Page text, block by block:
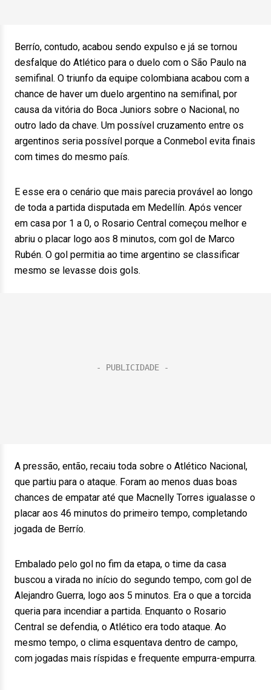
Berrío, contudo, acabou sendo expulso e já se tornou
desfalque do Atlético para o duelo com o São Paulo na
semifinal. O triunfo da equipe colombiana acabou com a
chance de haver um duelo argentino na semifinal, por
causa da vitória do Boca Juniors sobre o Nacional, no
outro lado da chave. Um possível cruzamento entre os
argentinos seria possível porque a Conmebol evita finais
com times do mesmo país.
E esse era o cenário que mais parecia provável ao longo
de toda a partida disputada em Medellín. Após vencer
em casa por 1 a 0, o Rosario Central começou melhor e
abriu o placar logo aos 8 minutos, com gol de Marco
Rubén. O gol permitia ao time argentino se classificar
mesmo se levasse dois gols.
A pressão, então, recaiu toda sobre o Atlético Nacional,
que partiu para o ataque. Foram ao menos duas boas
chances de empatar até que Macnelly Torres igualasse o
placar aos 46 minutos do primeiro tempo, completando
jogada de Berrío.
Embalado pelo gol no fim da etapa, o time da casa
buscou a virada no início do segundo tempo, com gol de
Alejandro Guerra, logo aos 5 minutos. Era o que a torcida
queria para incendiar a partida. Enquanto o Rosario
Central se defendia, o Atlético era todo ataque. Ao
mesmo tempo, o clima esquentava dentro de campo,
com jogadas mais ríspidas e frequente empurra-empurra.